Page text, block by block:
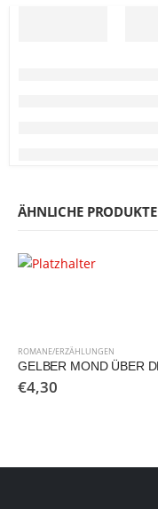
ÄHNLICHE PRODUKTE
ROMANE/ERZÄHLUNGEN
€4,30